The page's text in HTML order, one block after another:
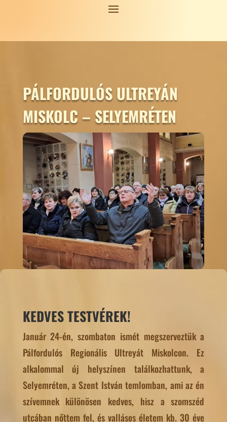
PÁLFORDULÓS ULTREYÁN
MISKOLC – SELYEMRÉTEN
KEDVES TESTVÉREK!
Január 24-én, szombaton ismét megszerveztük a
Pálfordulós Regionális Ultreyát Miskolcon. Ez
alkalommal új helyszínen találkozhattunk, a
Selyemréten, a Szent István temlomban, ami az én
szívemnek különösen kedves, hisz a szomszéd
utcában nőttem fel, és vallásos életem kb. 30 éve